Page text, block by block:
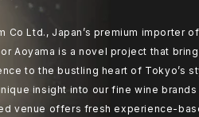
Co Ltd., Japan’s premium importer
Aoyama is a novel project that
to the bustling heart of Tokyo’s
insight into our fine wine
venue offers fresh experience-